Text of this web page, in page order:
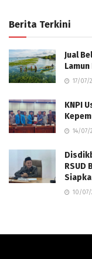
Berita Terkini
Jual
17/07/
KNPI
14/07/
RSUD
10/07/